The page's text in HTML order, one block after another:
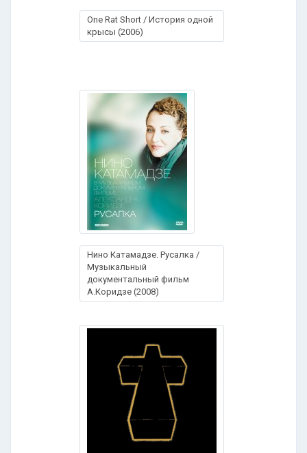
One Rat Short / История одной
крысы (2006)
Нино Катамадзе. Русалка /
Музыкальный
документальный фильм
А.Коридзе (2008)